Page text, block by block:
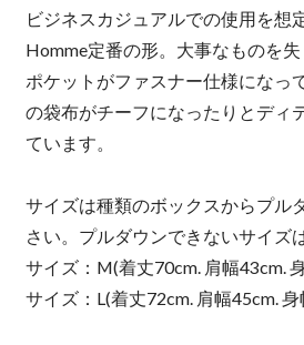
ビジネスカジュアルでの使用を想
Homme定番の形。大事なものを
ポケットがファスナー仕様になっ
の袋布がチーフになったりとディ
ています。
サイズは種類のボックスからプル
さい。プルダウンできないサイズ
サイズ：M(着丈70cm. 肩幅43cm.
サイズ：L(着丈72cm. 肩幅45cm.